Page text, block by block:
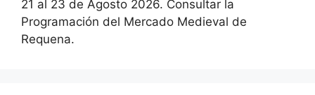
21 al 23 de Agosto 2026. Consultar la
Programación del Mercado Medieval de
Requena.